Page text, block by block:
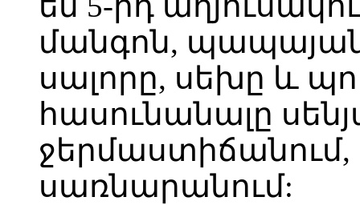
մանգոն,
սալորը, սեխը և
հասունանալը
ջերմաստիճանում,
սառնարանում: